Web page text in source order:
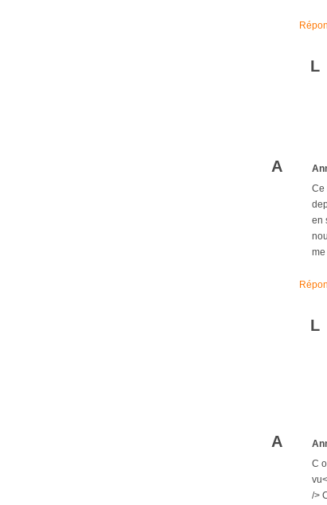
L
A
Ce
en
L
A
C
/>